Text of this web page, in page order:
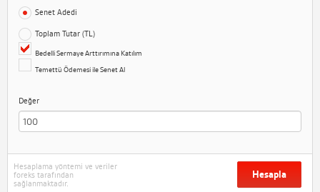
Senet Adedi
Toplam Tutar (TL)
Bedelli Sermaye Arttırımına Katılım
Temettü Ödemesi ile Senet Al
Değer
Hesaplama yöntemi ve veriler
foreks tarafından
sağlanmaktadır.
Hesapla